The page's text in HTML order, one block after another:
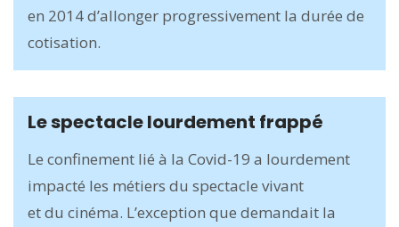
en 2014 d’allonger progressivement la durée de
cotisation.
Le spectacle lourdement frappé
Le confinement lié à la Covid-19 a lourdement
impacté les métiers du spectacle vivant
et du cinéma. L’exception que demandait la